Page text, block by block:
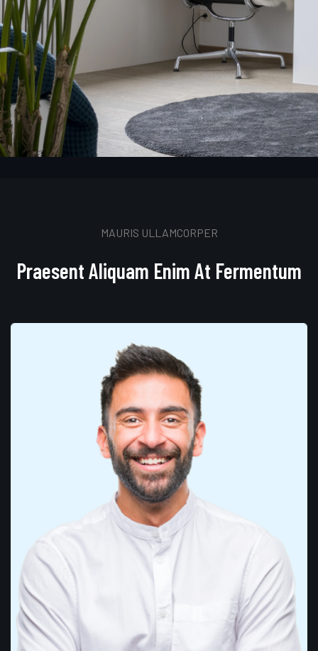
MAURIS ULLAMCORPER
Praesent Aliquam Enim At Fermentum